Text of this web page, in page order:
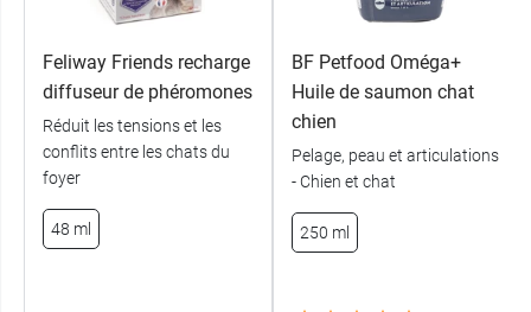
Feliway Friends recharge
diffuseur de phéromones
Réduit les tensions et les
conflits entre les chats du
foyer
48 ml
BF Petfood Oméga+
Huile de saumon chat
chien
Pelage, peau et articulations
- Chien et chat
250 ml